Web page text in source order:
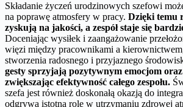
Składanie życzeń urodzinowych szefowi
na poprawę atmosfery w pracy. Dzięki temu
zyskują na jakości, a zespół staje się
Doceniając wysiłek i zaangażowanie
więzi między pracownikami a
stworzenia radosnego i przyjaznego
gesty sprzyjają pozytywnym emocjom oraz
zwiększając efektywność całego zespołu.
szefa jest również doskonałą okazją do
odgrywa istotną rolę w utrzymaniu zdrowej